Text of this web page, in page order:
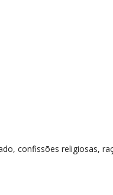
confissões religiosas,